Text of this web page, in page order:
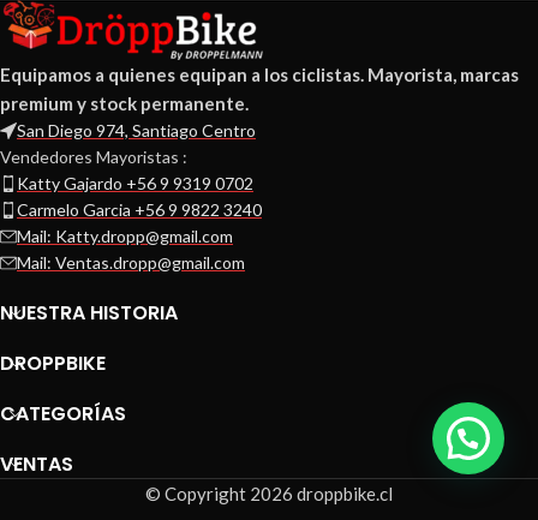
Equipamos a quienes equipan a los ciclistas. Mayorista, marcas
premium y stock permanente.
San Diego 974, Santiago Centro
Vendedores Mayoristas :
Katty Gajardo +56 9 9319 0702
Carmelo Garcia +56 9 9822 3240
Mail: Katty.dropp@gmail.com
Mail: Ventas.dropp@gmail.com
NUESTRA HISTORIA
DROPPBIKE
CATEGORÍAS
VENTAS
© Copyright 2026 droppbike.cl